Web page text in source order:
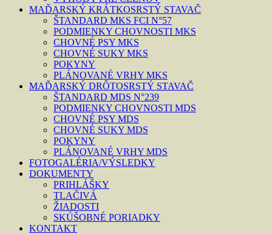
MAĎARSKÝ KRÁTKOSRSTÝ STAVAČ
ŠTANDARD MKS FCI N°57
PODMIENKY CHOVNOSTI MKS
CHOVNÉ PSY MKS
CHOVNÉ SUKY MKS
POKYNY
PLÁNOVANÉ VRHY MKS
MAĎARSKÝ DRÔTOSRSTÝ STAVAČ
ŠTANDARD MDS N°239
PODMIENKY CHOVNOSTI MDS
CHOVNÉ PSY MDS
CHOVNÉ SUKY MDS
POKYNY
PLÁNOVANÉ VRHY MDS
FOTOGALÉRIA/VÝSLEDKY
DOKUMENTY
PRIHLÁŠKY
TLAČIVÁ
ŽIADOSTI
SKÚŠOBNÉ PORIADKY
KONTAKT